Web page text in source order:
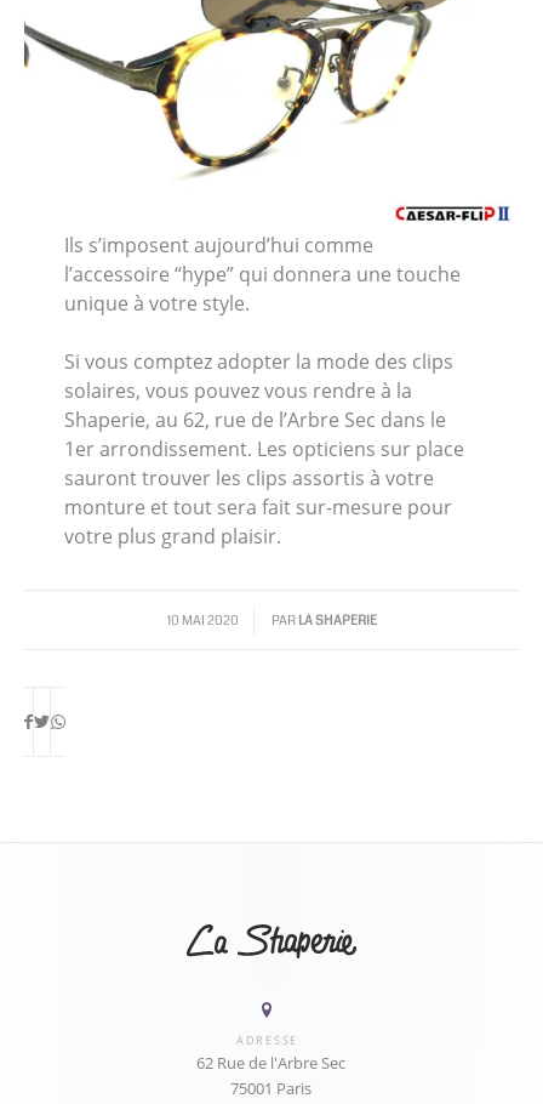
Ils s’imposent aujourd’hui comme
l’accessoire “hype” qui donnera une touche
unique à votre style.
Si vous comptez adopter la mode des clips
solaires, vous pouvez vous rendre à la
Shaperie, au 62, rue de l’Arbre Sec dans le
1er arrondissement. Les opticiens sur place
sauront trouver les clips assortis à votre
monture et tout sera fait sur-mesure pour
votre plus grand plaisir.
10 MAI 2020
/ PAR LA SHAPERIE
ADRESSE
62 Rue de l'Arbre Sec
75001 Paris